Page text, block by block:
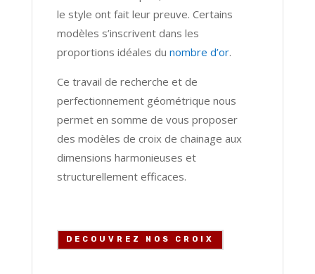
le style ont fait leur preuve. Certains
modèles s’inscrivent dans les
proportions idéales du nombre d’or.
Ce travail de recherche et de
perfectionnement géométrique nous
permet en somme de vous proposer
des modèles de croix de chainage aux
dimensions harmonieuses et
structurellement efficaces.
DECOUVREZ NOS CROIX